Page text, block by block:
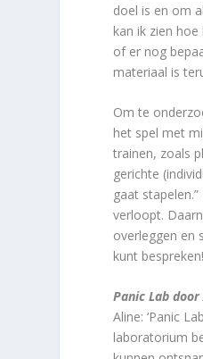
doel is en om
kan ik zien
of er nog
materiaal is
Om te
het spel met
trainen, zoals
gerichte
gaat
verloopt.
overleggen en
kunt
Panic Lab
Aline: ‘Panic
laboratorium